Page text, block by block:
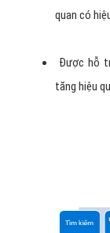
quan có
Được hỗ
tăng hiệu